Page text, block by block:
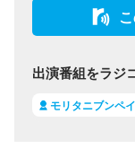
出演番組をラジ
モリタニブンペイ